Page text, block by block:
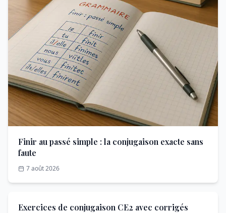
Finir au passé simple : la conjugaison exacte sans
faute
7 août 2026
Exercices de conjugaison CE2 avec corrigés